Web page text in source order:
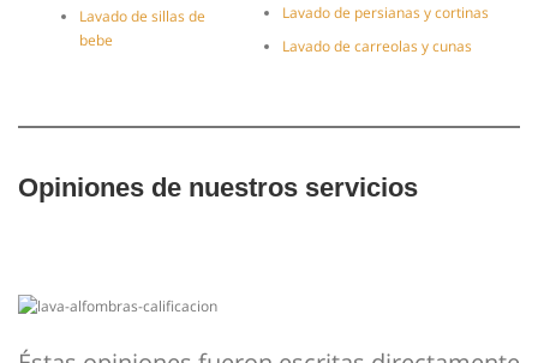
Lavado de sillas de
bebe
Lavado de persianas y cortinas
Lavado de carreolas y cunas
Opiniones de nuestros servicios